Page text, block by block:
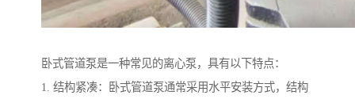
卧式管道泵是一种常见的离心泵，具有以下特点：
1. 结构紧凑：卧式管道泵通常采用水平安装方式，结构